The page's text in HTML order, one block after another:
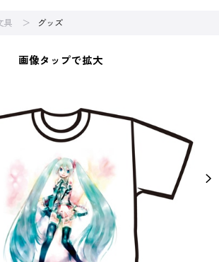
具 グッズ
画像タップで拡大